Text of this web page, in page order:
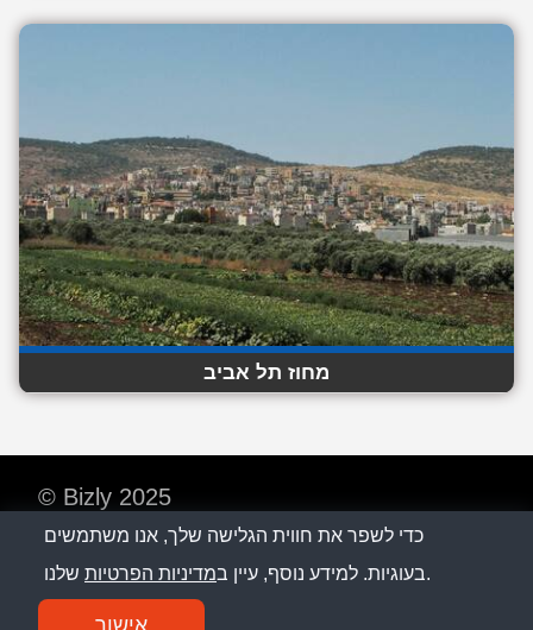
מחוז תל אביב
© Bizly 2025
מדיניות פרטיות
צור קשר
כדי לשפר את חווית הגלישה שלך, אנו משתמשים
בעוגיות. למידע נוסף, עיין במדיניות הפרטיות שלנו.
אישור